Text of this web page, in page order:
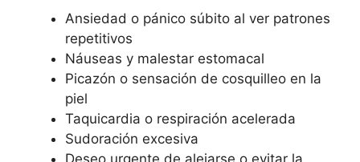
Ansiedad o pánico súbito al ver patrones
repetitivos
Náuseas y malestar estomacal
Picazón o sensación de cosquilleo en la
piel
Taquicardia o respiración acelerada
Sudoración excesiva
Deseo urgente de alejarse o evitar la